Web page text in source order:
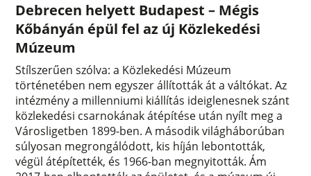
Debrecen helyett Budapest – Mégis
Kőbányán épül fel az új Közlekedési
Múzeum
Stílszerűen szólva: a Közlekedési Múzeum
történetében nem egyszer állították át a váltókat. Az
intézmény a millenniumi kiállítás ideiglenesnek szánt
közlekedési csarnokának átépítése után nyílt meg a
Városligetben 1899-ben. A második világháborúban
súlyosan megrongálódott, kis híján lebontották,
végül átépítették, és 1966-ban megnyitották. Ám